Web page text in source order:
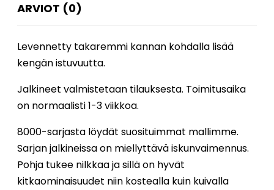
ARVIOT (0)
Levennetty takaremmi kannan kohdalla lisää
kengän istuvuutta.
Jalkineet valmistetaan tilauksesta. Toimitusaika
on normaalisti 1-3 viikkoa.
8000-sarjasta löydät suosituimmat mallimme.
Sarjan jalkineissa on miellyttävä iskunvaimennus.
Pohja tukee nilkkaa ja sillä on hyvät
kitkaominaisuudet niin kostealla kuin kuivalla